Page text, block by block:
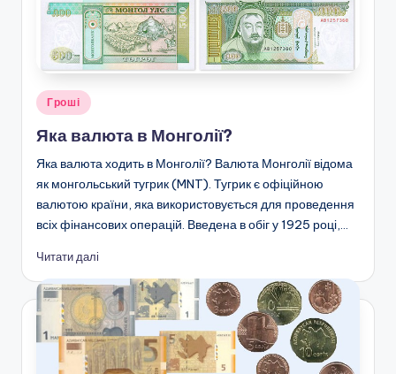
Опубліковано
Гроші
Яка валюта в Монголії?
Яка валюта ходить в Монголії? Валюта Монголії відома
як монгольський тугрик (MNT). Тугрик є офіційною
валютою країни, яка використовується для проведення
всіх фінансових операцій. Введена в обіг у 1925 році,…
Читати далі